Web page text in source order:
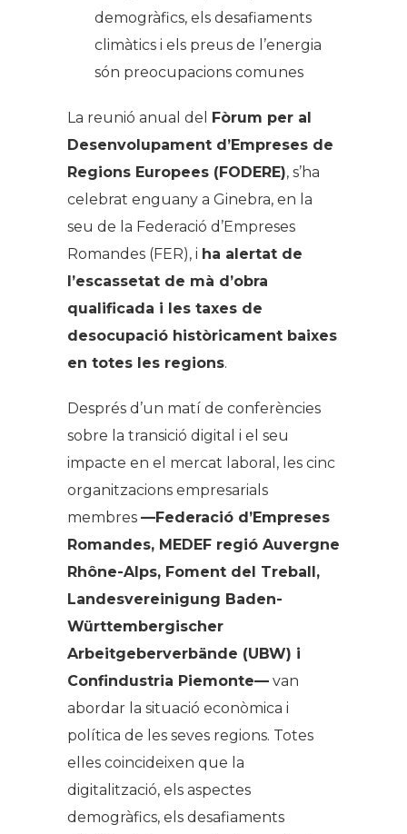
demogràfics, els desafiaments
climàtics i els preus de l’energia
són preocupacions comunes
La reunió anual del Fòrum per al
Desenvolupament d’Empreses de
Regions Europees (FODERE), s’ha
celebrat enguany a Ginebra, en la
seu de la Federació d’Empreses
Romandes (FER), i ha alertat de
l’escassetat de mà d’obra
qualificada i les taxes de
desocupació històricament baixes
en totes les regions.
Després d’un matí de conferències
sobre la transició digital i el seu
impacte en el mercat laboral, les cinc
organitzacions empresarials
membres —Federació d’Empreses
Romandes, MEDEF regió Auvergne
Rhône-Alps, Foment del Treball,
Landesvereinigung Baden-
Württembergischer
Arbeitgeberverbände (UBW) i
Confindustria Piemonte— van
abordar la situació econòmica i
política de les seves regions. Totes
elles coincideixen que la
digitalització, els aspectes
demogràfics, els desafiaments